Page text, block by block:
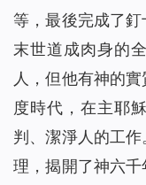
等，最後完成了釘
末世道成肉身的
人，但他有神的
度時代，在主耶
判、潔淨人的工
理，揭開了神六